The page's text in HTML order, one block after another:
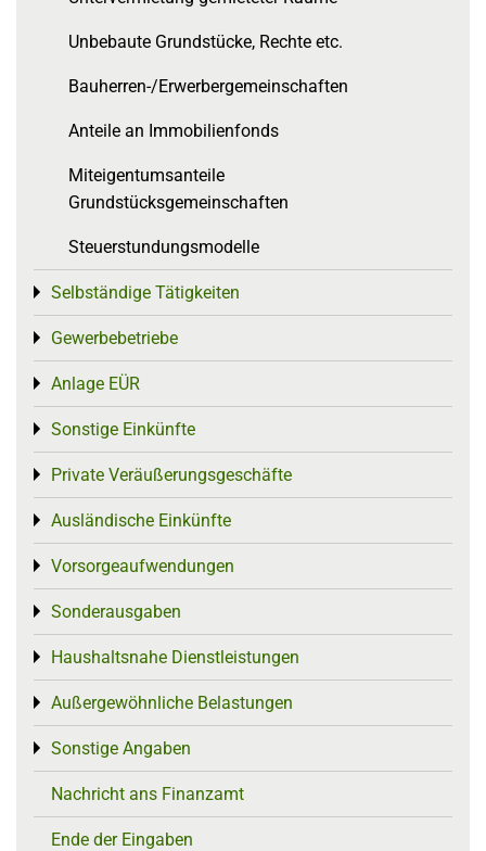
Unbebaute Grundstücke, Rechte etc.
Bauherren-/Erwerbergemeinschaften
Anteile an Immobilienfonds
Miteigentumsanteile
Grundstücksgemeinschaften
Steuerstundungsmodelle
Selbständige Tätigkeiten
Toggle menu
Gewerbebetriebe
Toggle menu
Anlage EÜR
Toggle menu
Sonstige Einkünfte
Toggle menu
Private Veräußerungsgeschäfte
Toggle menu
Ausländische Einkünfte
Toggle menu
Vorsorgeaufwendungen
Toggle menu
Sonderausgaben
Toggle menu
Haushaltsnahe Dienstleistungen
Toggle menu
Außergewöhnliche Belastungen
Toggle menu
Sonstige Angaben
Toggle menu
Nachricht ans Finanzamt
Ende der Eingaben